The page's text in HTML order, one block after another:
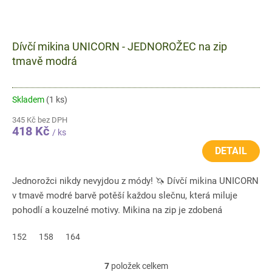
Dívčí mikina UNICORN - JEDNOROŽEC na zip
tmavě modrá
Skladem (1 ks)
345 Kč bez DPH
418 Kč / ks
DETAIL
Jednorožci nikdy nevyjdou z módy! 🦄 Dívčí mikina UNICORN
v tmavě modré barvě potěší každou slečnu, která miluje
pohodlí a kouzelné motivy. Mikina na zip je zdobená
152 158 164
O
7položek celkem